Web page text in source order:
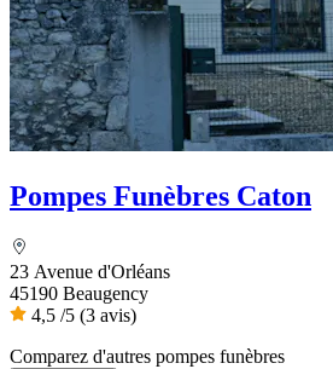
Pompes Funèbres Caton
23 Avenue d'Orléans
45190 Beaugency
4,5 /5 (3 avis)
Comparez d'autres pompes funèbres